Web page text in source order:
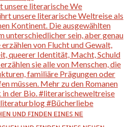
unsere literarische We
ᴜɴᴅ ꜰɪɴᴅᴇɴ ᴇɪɴᴇꜱ ɴᴇ